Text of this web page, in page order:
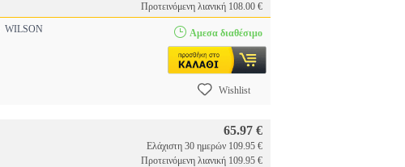
Προτεινόμενη λιανική 108.00 €
WILSON Αμεσα διαθέσιμο
Wishlist
65.97 €
Ελάχιστη 30 ημερών 109.95 €
Προτεινόμενη λιανική 109.95 €